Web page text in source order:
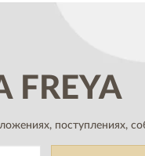
FREYA
поступлениях,